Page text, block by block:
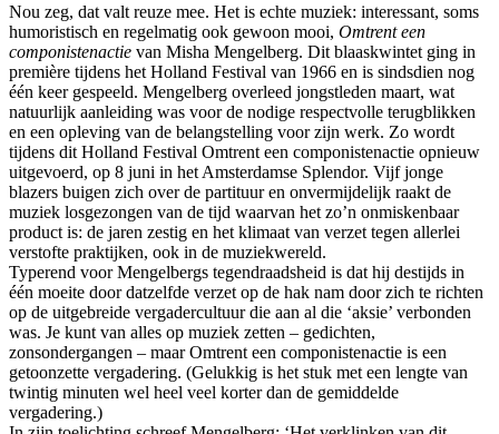
Nou zeg, dat valt reuze mee. Het is echte muziek: interessant, soms
humoristisch en regelmatig ook gewoon mooi, Omtrent een
componistenactie van Misha Mengelberg. Dit blaaskwintet ging in
première tijdens het Holland Festival van 1966 en is sindsdien nog
één keer gespeeld. Mengelberg overleed jongstleden maart, wat
natuurlijk aanleiding was voor de nodige respectvolle terugblikken
en een opleving van de belangstelling voor zijn werk. Zo wordt
tijdens dit Holland Festival Omtrent een componistenactie opnieuw
uitgevoerd, op 8 juni in het Amsterdamse Splendor. Vijf jonge
blazers buigen zich over de partituur en onvermijdelijk raakt de
muziek losgezongen van de tijd waarvan het zo’n onmiskenbaar
product is: de jaren zestig en het klimaat van verzet tegen allerlei
verstofte praktijken, ook in de muziekwereld.
Typerend voor Mengelbergs tegendraadsheid is dat hij destijds in
één moeite door datzelfde verzet op de hak nam door zich te richten
op de uitgebreide vergadercultuur die aan al die ‘aksie’ verbonden
was. Je kunt van alles op muziek zetten – gedichten,
zonsondergangen – maar Omtrent een componistenactie is een
getoonzette vergadering. (Gelukkig is het stuk met een lengte van
twintig minuten wel heel veel korter dan de gemiddelde
vergadering.)